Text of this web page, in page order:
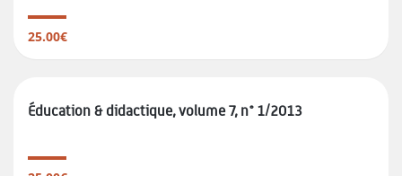
25.00€
Éducation & didactique, volume 7, n° 1/2013